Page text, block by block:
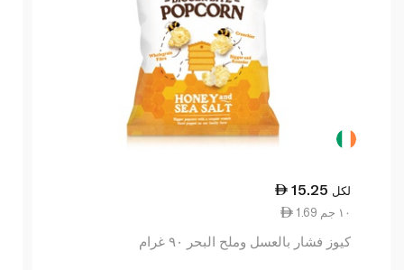
15.25 لكل
1.69 ١٠ جم
كيوز فشار بالعسل وملح البحر ٩٠ غرام